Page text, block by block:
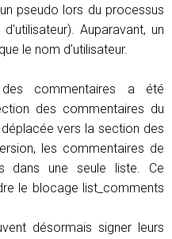
pseudo lors du processus
Auparavant, un
le nom d'utilisateur.
des commentaires a été
des commentaires du
vers la section des
les commentaires de
dans une seule liste. Ce
le blocage list_comments
désormais signer leurs